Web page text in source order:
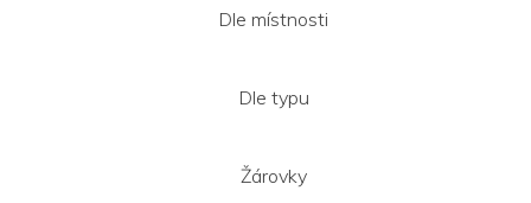
Dle místnosti
Dle typu
Žárovky